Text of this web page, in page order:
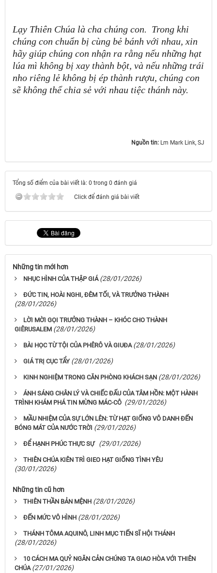
Lạy Thiên Chúa là cha chúng con. Trong khi
chúng con chuẩn bị cùng bẻ bánh với nhau, xin
hãy giúp chúng con nhận ra rằng nếu những hạt
lúa mì không bị xay thành bột, và nếu những trái
nho riêng lẻ không bị ép thành rượu, chúng con
sẽ không thể chia sẻ với nhau tiệc thánh này.
Nguồn tin: Lm Mark Link, SJ
Tổng số điểm của bài viết là: 0 trong 0 đánh giá
Click để đánh giá bài viết
Những tin mới hơn
NHỤC HÌNH CỦA THẬP GIÁ (28/01/2026)
ĐỨC TIN, HOÀI NGHI, ĐÊM TỐI, VÀ TRƯỞNG THÀNH
(28/01/2026)
LỜI MỜI GỌI TRƯỞNG THÀNH – KHÓC CHO THÀNH
GIÊRUSALEM (28/01/2026)
BÀI HỌC TỪ TỘI CỦA PHÊRÔ VÀ GIUĐA (28/01/2026)
GIÁ TRỊ CỤC TẨY (28/01/2026)
KINH NGHIỆM TRONG CĂN PHÒNG KHÁCH SẠN (28/01/2026)
ÁNH SÁNG CHÂN LÝ VÀ CHIẾC ĐẤU CỦA TÂM HỒN: MỘT HÀNH
TRÌNH KHÁM PHÁ TIN MỪNG MÁC-CÔ (29/01/2026)
MẦU NHIỆM CỦA SỰ LỚN LÊN: TỪ HẠT GIỐNG VÔ DANH ĐẾN
BÓNG MÁT CỦA NƯỚC TRỜI (29/01/2026)
ĐỂ HẠNH PHÚC THỰC SỰ (29/01/2026)
THIÊN CHÚA KIÊN TRÌ GIEO HẠT GIỐNG TÌNH YÊU
(30/01/2026)
Những tin cũ hơn
THIÊN THẦN BẢN MỆNH (28/01/2026)
ĐẾN MỨC VÔ HÌNH (28/01/2026)
THÁNH TÔMA AQUINÔ, LINH MỤC TIẾN SĨ HỘI THÁNH
(28/01/2026)
10 CÁCH MA QUỶ NGĂN CẢN CHÚNG TA GIAO HÒA VỚI THIÊN
CHÚA (27/01/2026)